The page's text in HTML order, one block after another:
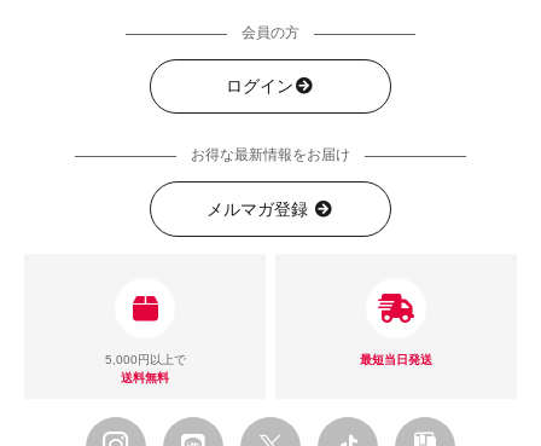
会員の方
ログイン
お得な最新情報をお届け
メルマガ登録
5,000円以上で
送料無料
最短当日発送